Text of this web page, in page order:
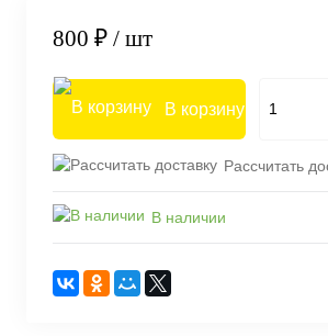
800 ₽ / шт
В корзину
Рассчитать
В наличии